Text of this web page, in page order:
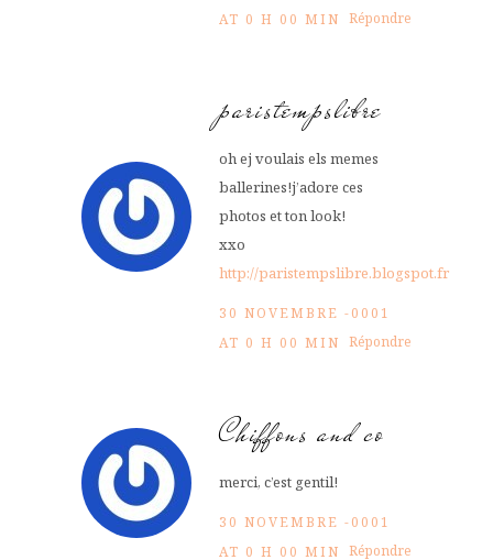
AT 0 H 00 MIN Répondre
paristempslibre
oh ej voulais els memes
ballerines!j’adore ces
photos et ton look!
xxo
http://paristempslibre.blogspot.fr
30 NOVEMBRE -0001
AT 0 H 00 MIN Répondre
Chiffons and co
merci, c’est gentil!
30 NOVEMBRE -0001
AT 0 H 00 MIN Répondre